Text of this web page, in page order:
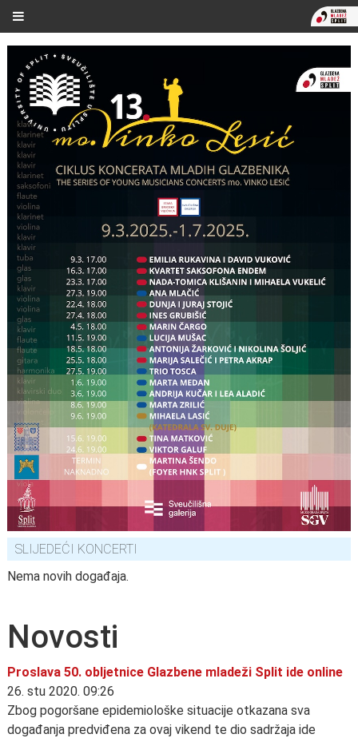
SLIJEDEĆI KONCERTI
Nema novih događaja.
Novosti
Proslava 50. obljetnice Glazbene mladeži Split ide online
26. stu 2020. 09:26
Zbog pogoršane epidemiološke situacije otkazana sva
događanja predviđena za ovaj vikend te dio sadržaja ide